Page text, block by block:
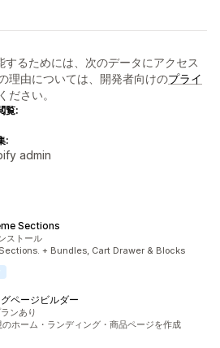
するためには、次のデータにアクセス
理由については、開発者向けのプライ
ださい。
覧:
:
admin
Sections
件ストール
+ Bundles, Cart Drawer & Blocks
ページビルダー
件
ンあり
のホーム・ランディング・商品ページを作成